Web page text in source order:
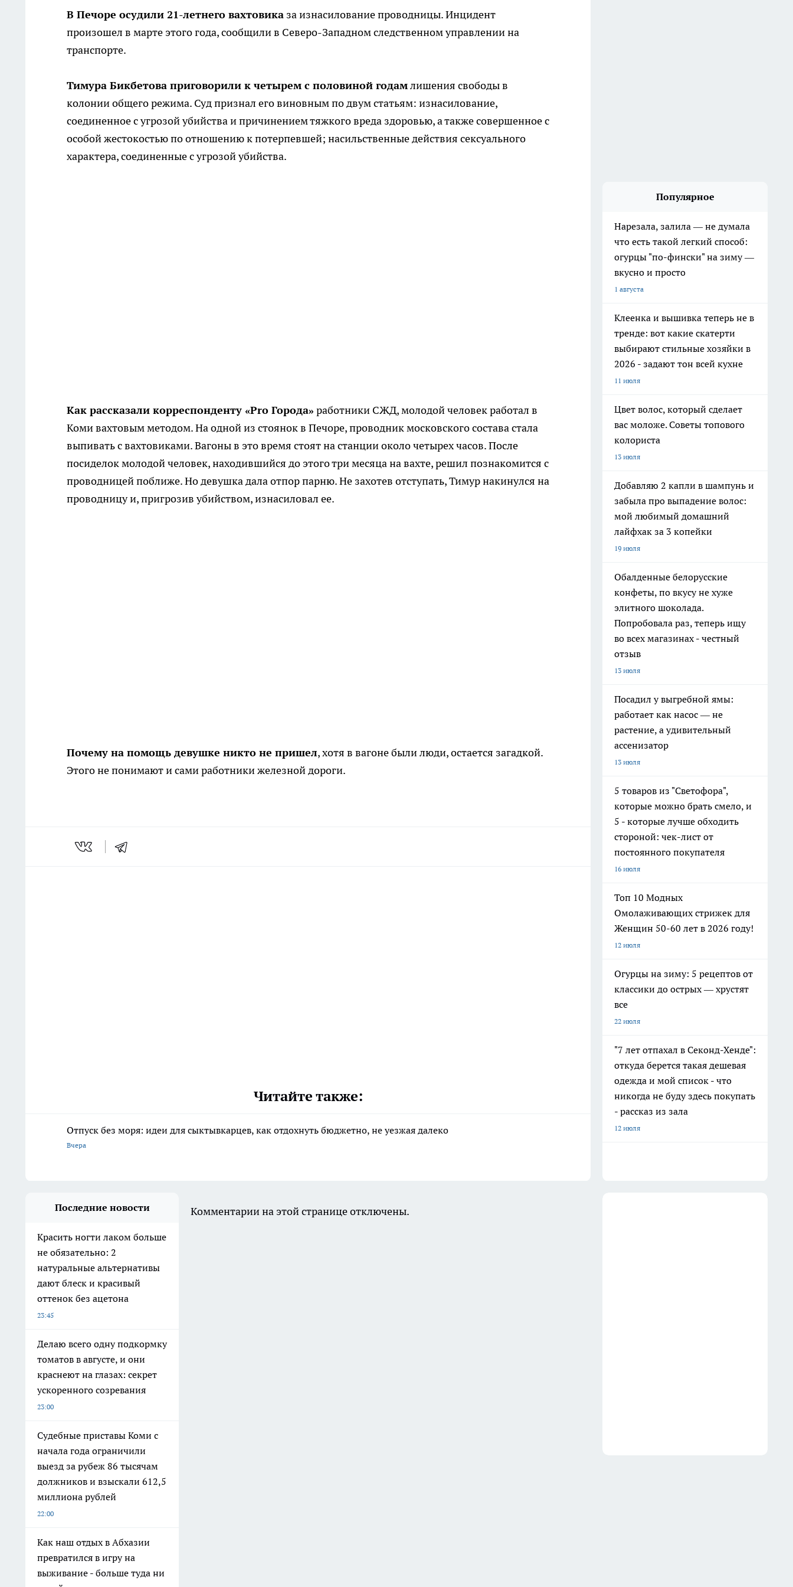
В Печоре осудили 21-летнего вахтовика за изнасилование проводницы. Инцидент
произошел в марте этого года, сообщили в Северо-Западном следственном управлении на
транспорте.
Тимура Бикбетова приговорили к четырем с половиной годамлишения свободы в
колонии общего режима. Суд признал его виновным по двум статьям: изнасилование,
соединенное с угрозой убийства и причинением тяжкого вреда здоровью, а также совершенное с
особой жестокостью по отношению к потерпевшей; насильственные действия сексуального
характера, соединенные с угрозой убийства.
Как рассказали корреспонденту «Pro Города» работники СЖД, молодой человек работал в
Коми вахтовым методом. На одной из стоянок в Печоре, проводник московского состава стала
выпивать с вахтовиками. Вагоны в это время стоят на станции около четырех часов. После
посиделок молодой человек, находившийся до этого три месяца на вахте, решил познакомится с
проводницей поближе. Но девушка дала отпор парню. Не захотев отступать, Тимур накинулся на
проводницу и, пригрозив убийством, изнасиловал ее.
Почему на помощь девушке никто не пришел, хотя в вагоне были люди, остается загадкой.
Этого не понимают и сами работники железной дороги.
Читайте также:
Отпуск без моря: идеи для сыктывкарцев, как отдохнуть бюджетно, не уезжая далеко
Вчера
Популярное
Нарезала, залила — не думала
что есть такой легкий способ:
огурцы "по-фински" на зиму —
вкусно и просто
1 августа
Клеенка и вышивка теперь не в
тренде: вот какие скатерти
выбирают стильные хозяйки в
2026 - задают тон всей кухне
11 июля
Цвет волос, который сделает
вас моложе. Советы топового
колориста
13 июля
Добавляю 2 капли в шампунь и
забыла про выпадение волос:
мой любимый домашний
лайфхак за 3 копейки
19 июля
Обалденные белорусские
конфеты, по вкусу не хуже
элитного шоколада.
Попробовала раз, теперь ищу
во всех магазинах - честный
отзыв
13 июля
Посадил у выгребной ямы:
работает как насос — не
растение, а удивительный
ассенизатор
13 июля
5 товаров из "Светофора",
которые можно брать смело, и
5 - которые лучше обходить
стороной: чек-лист от
постоянного покупателя
16 июля
Топ 10 Модных
Омолаживающих стрижек для
Женщин 50-60 лет в 2026 году!
12 июля
Огурцы на зиму: 5 рецептов от
классики до острых — хрустят
все
22 июля
"7 лет отпахал в Секонд-Хенде":
откуда берется такая дешевая
одежда и мой список - что
никогда не буду здесь покупать
- рассказ из зала
12 июля
Последние новости
Красить ногти лаком больше
не обязательно: 2
натуральные альтернативы
дают блеск и красивый
оттенок без ацетона
23:45
Делаю всего одну подкормку
томатов в августе, и они
краснеют на глазах: секрет
ускоренного созревания
23:00
Судебные приставы Коми с
начала года ограничили
выезд за рубеж 86 тысячам
должников и взыскали 612,5
миллиона рублей
22:00
Как наш отдых в Абхазии
превратился в игру на
выживание - больше туда ни
Комментарии на этой странице отключены.